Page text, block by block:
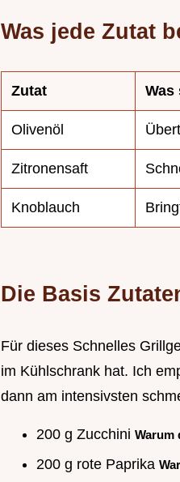
Was jede Zutat
Zutat Was
Olivenöl
Zitronensaft
Knoblauch
Die Basis
Für dieses Schnelles
im Kühlschrank hat. Ich
dann am intensivsten
200 g Zucchini Warum
200 g rote Paprika